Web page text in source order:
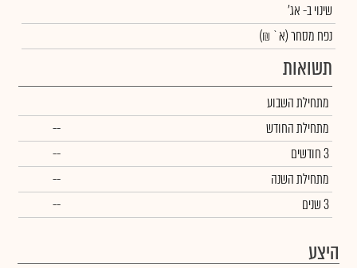
שינויב- אג'
נפח מסחר(א` ₪)
תשואות
מתחילת השבוע
מתחילת החודש
--
3 חודשים
--
מתחילת השנה
--
3 שנים
--
היצע